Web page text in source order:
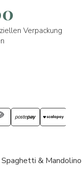
Verpackung
& Mandolino